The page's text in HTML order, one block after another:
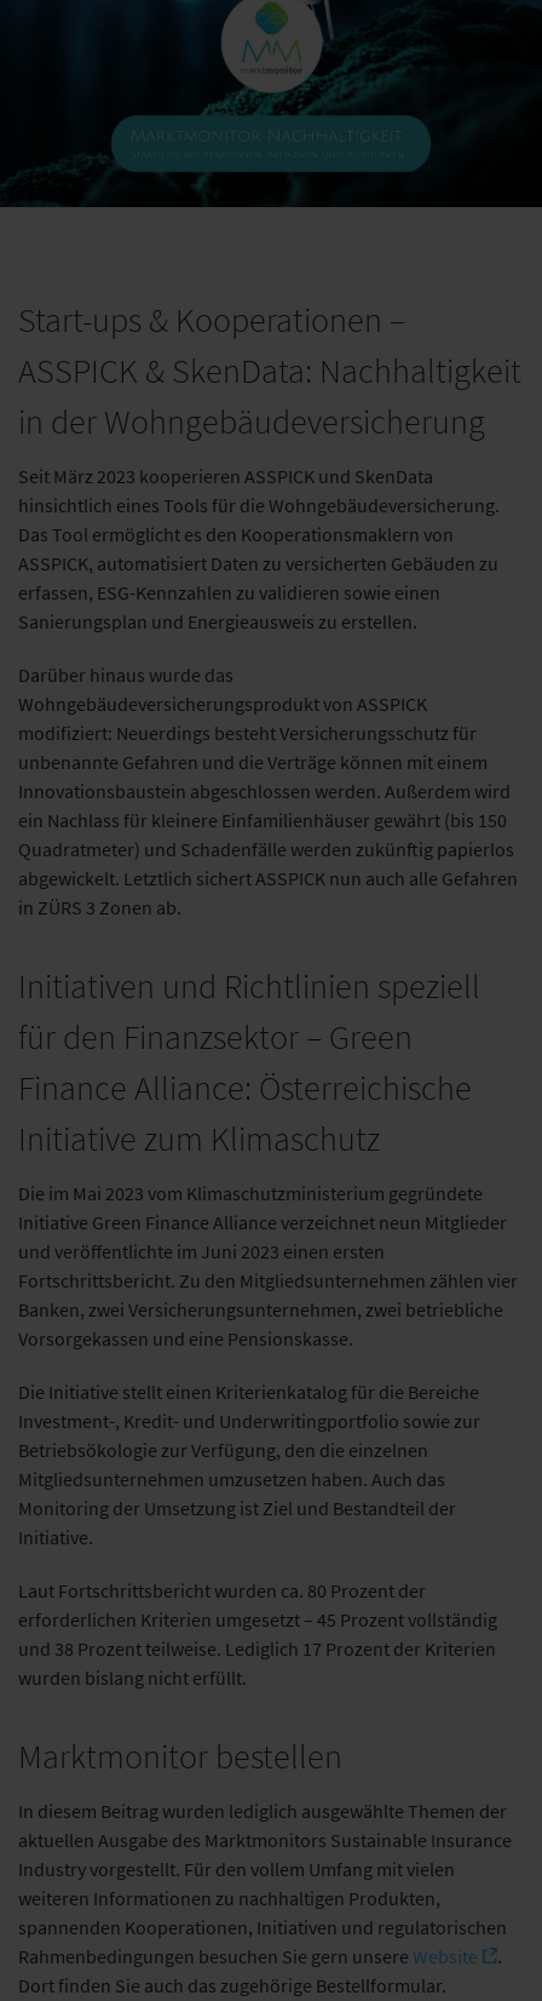
Start-ups & Kooperationen –
ASSPICK & SkenData: Nachhaltigkeit
in der Wohngebäudeversicherung
Seit März 2023 kooperieren ASSPICK und SkenData
hinsichtlich eines Tools für die Wohngebäudeversicherung.
Das Tool ermöglicht es den Kooperationsmaklern von
ASSPICK, automatisiert Daten zu versicherten Gebäuden zu
erfassen, ESG-Kennzahlen zu validieren sowie einen
Sanierungsplan und Energieausweis zu erstellen.
Darüber hinaus wurde das
Wohngebäudeversicherungsprodukt von ASSPICK
modifiziert: Neuerdings besteht Versicherungsschutz für
unbenannte Gefahren und die Verträge können mit einem
Innovationsbaustein abgeschlossen werden. Außerdem wird
ein Nachlass für kleinere Einfamilienhäuser gewährt (bis 150
Quadratmeter) und Schadenfälle werden zukünftig papierlos
abgewickelt. Letztlich sichert ASSPICK nun auch alle Gefahren
in ZÜRS 3 Zonen ab.
Initiativen und Richtlinien speziell
für den Finanzsektor – Green
Finance Alliance: Österreichische
Initiative zum Klimaschutz
Die im Mai 2023 vom Klimaschutzministerium gegründete
Initiative Green Finance Alliance verzeichnet neun Mitglieder
und veröffentlichte im Juni 2023 einen ersten
Fortschrittsbericht. Zu den Mitgliedsunternehmen zählen vier
Banken, zwei Versicherungsunternehmen, zwei betriebliche
Vorsorgekassen und eine Pensionskasse.
Die Initiative stellt einen Kriterienkatalog für die Bereiche
Investment-, Kredit- und Underwritingportfolio sowie zur
Betriebsökologie zur Verfügung, den die einzelnen
Mitgliedsunternehmen umzusetzen haben. Auch das
Monitoring der Umsetzung ist Ziel und Bestandteil der
Initiative.
Laut Fortschrittsbericht wurden ca. 80 Prozent der
erforderlichen Kriterien umgesetzt – 45 Prozent vollständig
und 38 Prozent teilweise. Lediglich 17 Prozent der Kriterien
wurden bislang nicht erfüllt.
Marktmonitor bestellen
In diesem Beitrag wurden lediglich ausgewählte Themen der
aktuellen Ausgabe des Marktmonitors Sustainable Insurance
Industry vorgestellt. Für den vollem Umfang mit vielen
weiteren Informationen zu nachhaltigen Produkten,
spannenden Kooperationen, Initiativen und regulatorischen
Rahmenbedingungen besuchen Sie gern unsere Website
.
Dort finden Sie auch das zugehörige Bestellformular.